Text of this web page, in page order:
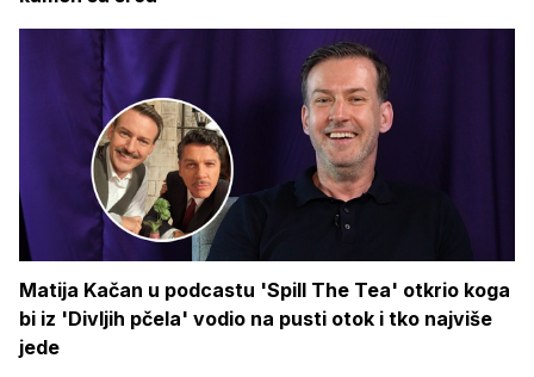
Matija Kačan u podcastu 'Spill The Tea' otkrio koga
bi iz 'Divljih pčela' vodio na pusti otok i tko najviše
jede